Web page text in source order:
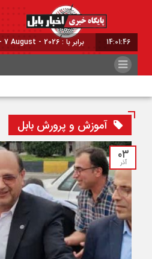
14:01:47 برابر با : Friday - 7 August - 2026
آموزش و پرورش بابل
۰۳
آذر